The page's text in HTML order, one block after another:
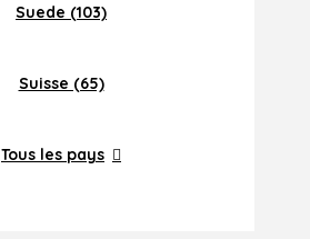
Suede (103)
Suisse (65)
Tous les pays